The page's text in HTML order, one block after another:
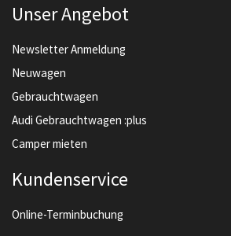
Unser Angebot
Newsletter Anmeldung
Neuwagen
Gebrauchtwagen
Audi Gebrauchtwagen :plus
Camper mieten
Kundenservice
Online-Terminbuchung